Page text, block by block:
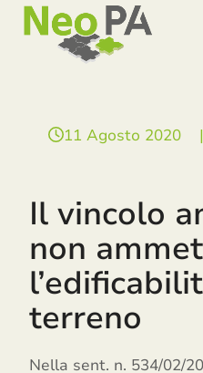
SkipOpen
mobile
menu
Close
mobile
menu
11 Agosto 2020 |
Il vincolo
non
terreno
Nella sent. n. 534/02/